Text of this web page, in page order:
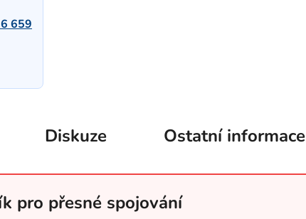
659
Diskuze Ostatní informace
pro přesné spojování